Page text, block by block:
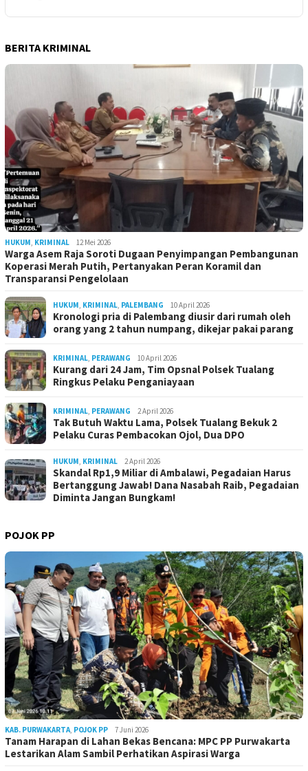
BERITA KRIMINAL
HUKUM KRIMINAL 12 Mei 2026
Warga Asem Raja Soroti Dugaan Penyimpangan Pembangunan
Koperasi Merah Putih, Pertanyakan Peran Koramil dan
Transparansi Pengelolaan
HUKUM KRIMINAL PALEMBANG 10 April 2026
Kronologi pria di Palembang diusir dari rumah oleh
orang yang 2 tahun numpang, dikejar pakai parang
KRIMINAL PERAWANG 10 April 2026
Kurang dari 24 Jam, Tim Opsnal Polsek Tualang
Ringkus Pelaku Penganiayaan
KRIMINAL PERAWANG 2 April 2026
Tak Butuh Waktu Lama, Polsek Tualang Bekuk 2
Pelaku Curas Pembacokan Ojol, Dua DPO
HUKUM KRIMINAL 2 April 2026
Skandal Rp1,9 Miliar di Ambalawi, Pegadaian Harus
Bertanggung Jawab! Dana Nasabah Raib, Pegadaian
Diminta Jangan Bungkam!
POJOK PP
KAB. PURWAKARTA POJOK PP 7 Juni 2026
Tanam Harapan di Lahan Bekas Bencana: MPC PP Purwakarta
Lestarikan Alam Sambil Perhatikan Aspirasi Warga